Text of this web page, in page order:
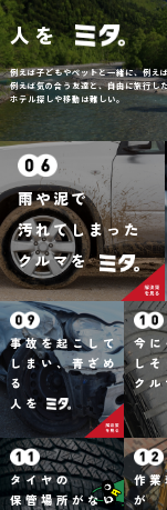
人を
例えば子どもやペットと一緒に、例えば
例えば気の合う友達と、自由に旅行し
ホテル探しや移動は難しい。
雨や泥で
汚れてしまった
クルマを
事故を起こして
しまい、青ざめ
る
人を
今
し
ク
タイヤの
保管場所がない
作業
が